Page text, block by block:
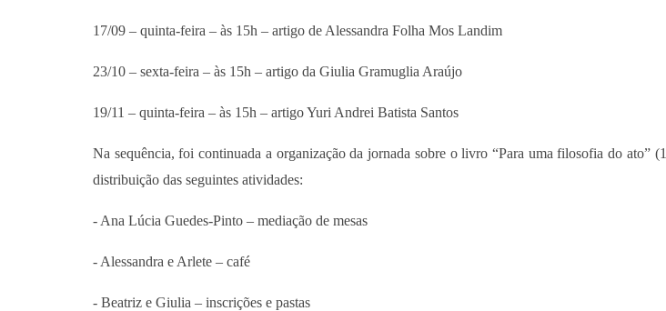
17/09 – quinta-feira – às 15h – artigo de Alessandra Folha Mos Landim
23/10 – sexta-feira – às 15h – artigo da Giulia Gramuglia Araújo
19/11 – quinta-feira – às 15h – artigo Yuri Andrei Batista Santos
Na sequência, foi continuada a organização da jornada sobre o livro “Para uma filosofia do ato”
distribuição das seguintes atividades:
- Ana Lúcia Guedes-Pinto – mediação de mesas
- Alessandra e Arlete – café
- Beatriz e Giulia – inscrições e pastas